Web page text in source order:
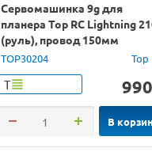
Сервомашинка 9g для
планера Top RC Lightning
(руль), провод 150мм
TOP30204 Top
Т 990
В